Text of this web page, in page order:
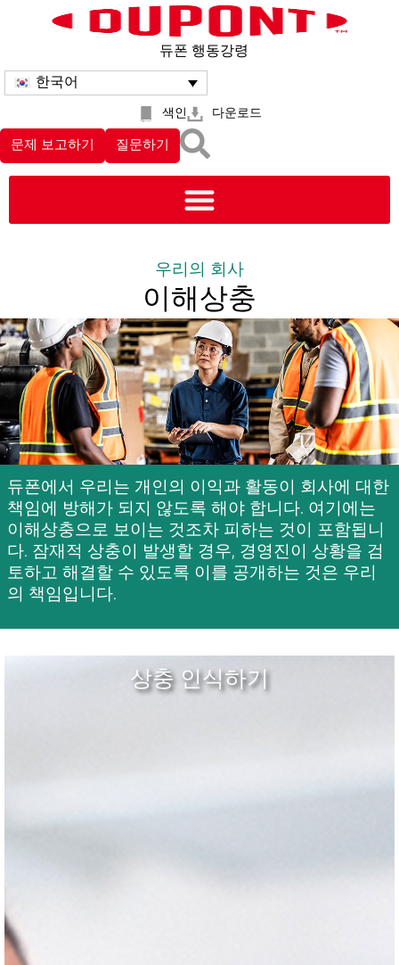
듀폰 행동강령
한국어
색인 다운로드
문제 보고하기 질문하기
우리의 회사
이해상충
듀폰에서 우리는 개인의 이익과 활동이 회사에 대한
책임에 방해가 되지 않도록 해야 합니다. 여기에는
이해상충으로 보이는 것조차 피하는 것이 포함됩니
다. 잠재적 상충이 발생할 경우, 경영진이 상황을 검
토하고 해결할 수 있도록 이를 공개하는 것은 우리
의 책임입니다.
상충 인식하기